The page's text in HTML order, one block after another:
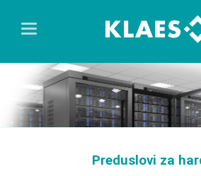
Preduslovi za